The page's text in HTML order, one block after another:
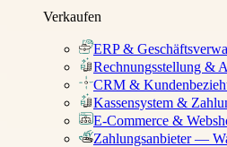
Verkaufen
ERP &
Rechnungsstellung &
CRM &
Kassensystem &
E-Commerce &
Zahlungsanbieter —